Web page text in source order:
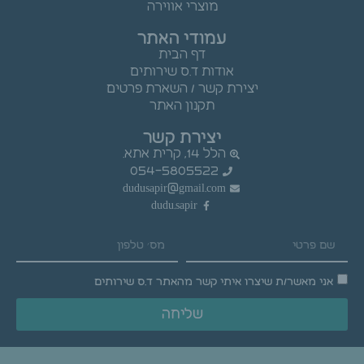
מוצרי אווירה
עמודי האתר
דף הבית
אודות ד.ס שירותים
יצירת קשר / השארת פרטים
תקנון האתר
יצירת קשר
הלל 14, קרית אתא.
054-5805522
dudusapir@gmail.com
dudu.sapir
אני מאשר/ת שיצרו איתי קשר מהאתר ד.ס שירותים
שליחה